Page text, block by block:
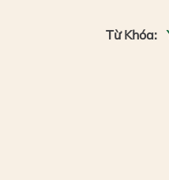
Từ Khóa: